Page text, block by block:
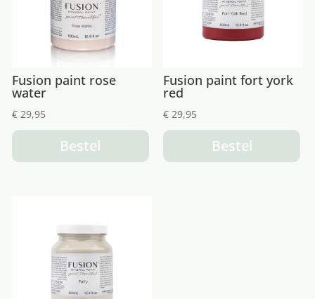
Fusion paint rose
water
€29,95
Bestel
Fusion paint fort york
red
€ 29,95
Bestel